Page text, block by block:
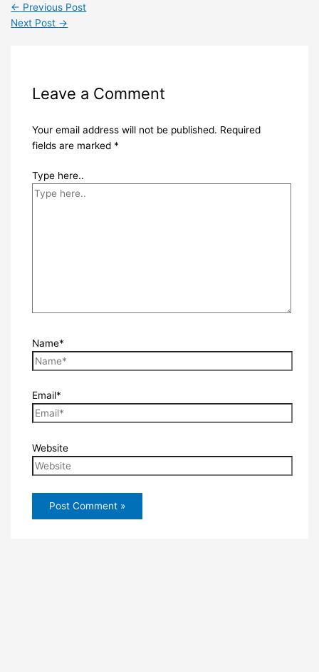
← Previous Post
Next Post →
Leave a Comment
Your email address will not be published. Required
fields are marked *
Type here..
Name*
Email*
Website